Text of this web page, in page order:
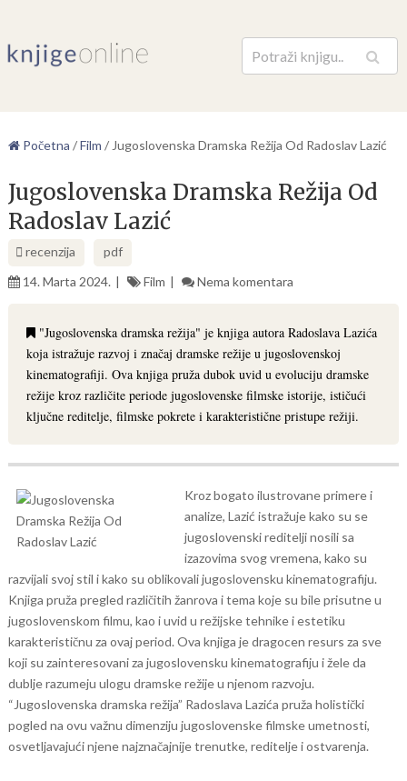
Pretraga
Početna /Film / Jugoslovenska Dramska Režija Od Radoslav Lazić
Jugoslovenska Dramska Režija Od
Radoslav Lazić
recenzija
pdf
14. Marta 2024.
Film Nema komentara
"Jugoslovenska dramska režija" je knjiga autora Radoslava Lazića
koja istražuje razvoj i značaj dramske režije u jugoslovenskoj
kinematografiji. Ova knjiga pruža dubok uvid u evoluciju dramske
režije kroz različite periode jugoslovenske filmske istorije, ističući
ključne reditelje, filmske pokrete i karakteristične pristupe režiji.
Kroz bogato ilustrovane primere i
analize, Lazić istražuje kako su se
jugoslovenski reditelji nosili sa
izazovima svog vremena, kako su
razvijali svoj stil i kako su oblikovali jugoslovensku kinematografiju.
Knjiga pruža pregled različitih žanrova i tema koje su bile prisutne u
jugoslovenskom filmu, kao i uvid u režijske tehnike i estetiku
karakterističnu za ovaj period. Ova knjiga je dragocen resurs za sve
koji su zainteresovani za jugoslovensku kinematografiju i žele da
dublje razumeju ulogu dramske režije u njenom razvoju.
“Jugoslovenska dramska režija” Radoslava Lazića pruža holistički
pogled na ovu važnu dimenziju jugoslovenske filmske umetnosti,
osvetljavajući njene najznačajnije trenutke, reditelje i ostvarenja.